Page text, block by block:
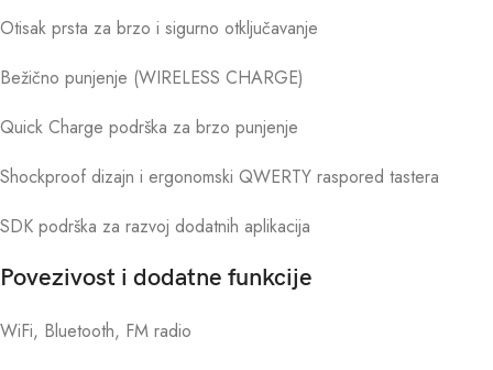
Otisak prsta za brzo i sigurno otključavanje
Bežično punjenje (WIRELESS CHARGE)
Quick Charge podrška za brzo punjenje
Shockproof dizajn i ergonomski QWERTY raspored tastera
SDK podrška za razvoj dodatnih aplikacija
Povezivost i dodatne funkcije
WiFi, Bluetooth, FM radio